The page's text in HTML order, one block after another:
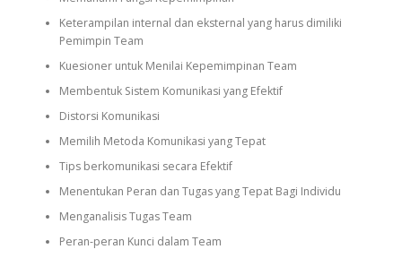
Keterampilan internal dan eksternal yang harus dimiliki
Pemimpin Team
Kuesioner untuk Menilai Kepemimpinan Team
Membentuk Sistem Komunikasi yang Efektif
Distorsi Komunikasi
Memilih Metoda Komunikasi yang Tepat
Tips berkomunikasi secara Efektif
Menentukan Peran dan Tugas yang Tepat Bagi Individu
Menganalisis Tugas Team
Peran-peran Kunci dalam Team